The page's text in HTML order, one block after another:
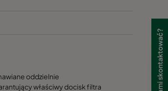
1220
oddzielnie
właściwy docisk filtra